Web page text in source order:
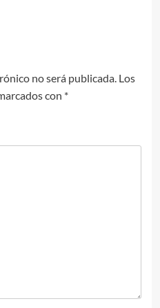
no será publicada. Los
con *